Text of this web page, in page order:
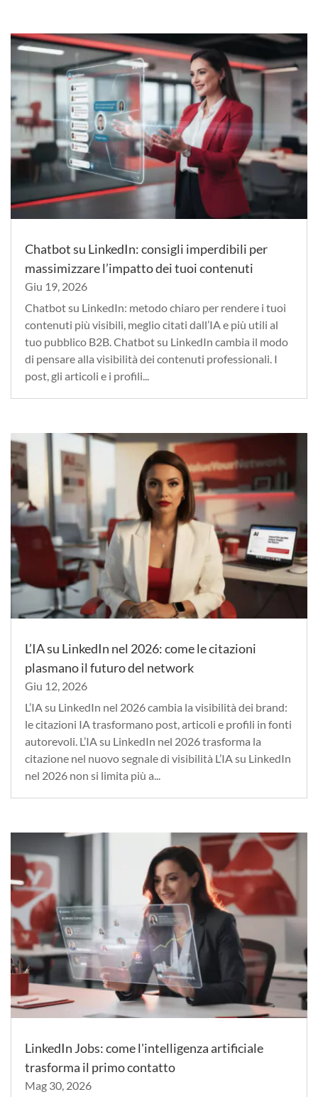
Chatbot su LinkedIn: consigli imperdibili per
massimizzare l’impatto dei tuoi contenuti
Giu 19, 2026
Chatbot su LinkedIn: metodo chiaro per rendere i tuoi
contenuti più visibili, meglio citati dall’IA e più utili al
tuo pubblico B2B. Chatbot su LinkedIn cambia il modo
di pensare alla visibilità dei contenuti professionali. I
post, gli articoli e i profili...
L’IA su LinkedIn nel 2026: come le citazioni
plasmano il futuro del network
Giu 12, 2026
L’IA su LinkedIn nel 2026 cambia la visibilità dei brand:
le citazioni IA trasformano post, articoli e profili in fonti
autorevoli. L’IA su LinkedIn nel 2026 trasforma la
citazione nel nuovo segnale di visibilità L’IA su LinkedIn
nel 2026 non si limita più a...
LinkedIn Jobs: come l'intelligenza artificiale
trasforma il primo contatto
Mag 30, 2026